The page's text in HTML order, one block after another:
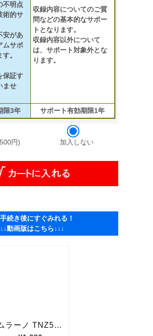
不明点
術的サ
安があ
ムサポ
。
保証す
ませ
収録内容についてのご質
問などの基本的なサポー
トとなります。
収録内容以外について
は、サポート対象外とな
ります。
限3年 サポート有効期限1年
円) 加入しない
続き後にすぐみれる！
動画版はこちら↓↓↓